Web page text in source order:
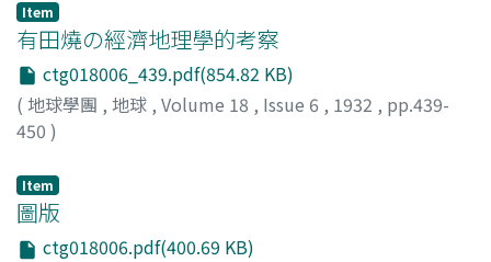
Item
有田燒の經濟地理學的考察
ctg018006_439.pdf(854.82 KB)
( 地球學團 , 地球 , Volume 18 , Issue 6 , 1932 , pp.439-
450 )
Item
圖版
ctg018006.pdf(400.69 KB)